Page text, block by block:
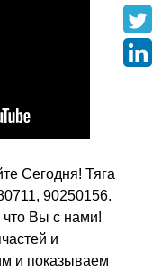
Сегодня! Тяга
90250156.
Вы с нами!
и
и показываем